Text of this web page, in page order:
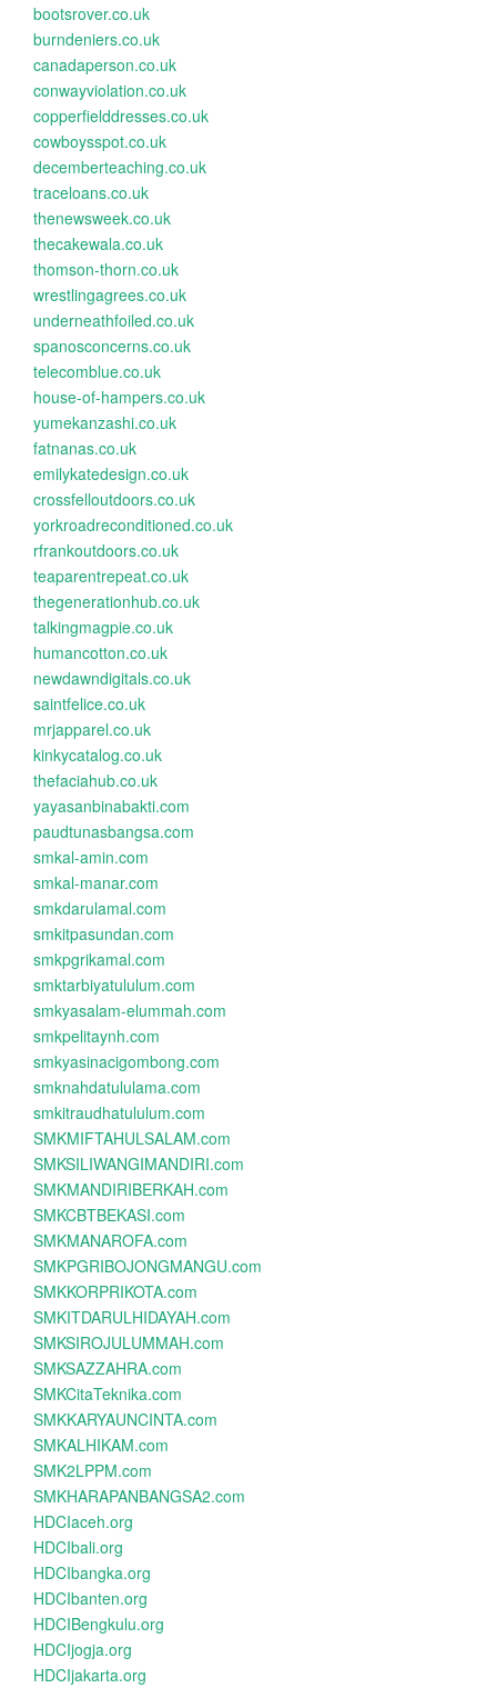
bootsrover.co.uk
burndeniers.co.uk
canadaperson.co.uk
conwayviolation.co.uk
copperfielddresses.co.uk
cowboysspot.co.uk
decemberteaching.co.uk
traceloans.co.uk
thenewsweek.co.uk
thecakewala.co.uk
thomson-thorn.co.uk
wrestlingagrees.co.uk
underneathfoiled.co.uk
spanosconcerns.co.uk
telecomblue.co.uk
house-of-hampers.co.uk
yumekanzashi.co.uk
fatnanas.co.uk
emilykatedesign.co.uk
crossfelloutdoors.co.uk
yorkroadreconditioned.co.uk
rfrankoutdoors.co.uk
teaparentrepeat.co.uk
thegenerationhub.co.uk
talkingmagpie.co.uk
humancotton.co.uk
newdawndigitals.co.uk
saintfelice.co.uk
mrjapparel.co.uk
kinkycatalog.co.uk
thefaciahub.co.uk
yayasanbinabakti.com
paudtunasbangsa.com
smkal-amin.com
smkal-manar.com
smkdarulamal.com
smkitpasundan.com
smkpgrikamal.com
smktarbiyatululum.com
smkyasalam-elummah.com
smkpelitaynh.com
smkyasinacigombong.com
smknahdatululama.com
smkitraudhatululum.com
SMKMIFTAHULSALAM.com
SMKSILIWANGIMANDIRI.com
SMKMANDIRIBERKAH.com
SMKCBTBEKASI.com
SMKMANAROFA.com
SMKPGRIBOJONGMANGU.com
SMKKORPRIKOTA.com
SMKITDARULHIDAYAH.com
SMKSIROJULUMMAH.com
SMKSAZZAHRA.com
SMKCitaTeknika.com
SMKKARYAUNCINTA.com
SMKALHIKAM.com
SMK2LPPM.com
SMKHARAPANBANGSA2.com
HDCIaceh.org
HDCIbali.org
HDCIbangka.org
HDCIbanten.org
HDCIBengkulu.org
HDCIjogja.org
HDCIjakarta.org